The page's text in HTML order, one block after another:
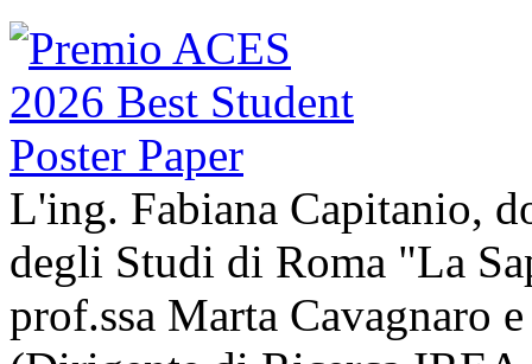
L'ing. Fabiana Capitanio,
degli Studi di Roma "La
prof.ssa Marta Cavagnaro